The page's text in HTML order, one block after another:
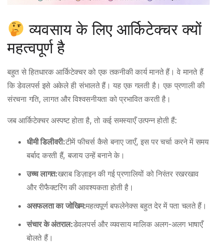
व्यवसाय के लिए आर्किटेक्चर क्यों
महत्वपूर्ण है
बहुत से हितधारक आर्किटेक्चर को एक तकनीकी कार्य मानते हैं। वे मानते हैं
कि डेवलपर्स इसे अकेले ही संभालते हैं। यह एक गलती है। एक प्रणाली की
संरचना गति, लागत और विश्वसनीयता को प्रभावित करती है।
जब आर्किटेक्चर अस्पष्ट होता है, तो कई समस्याएँ उत्पन्न होती हैं:
धीमी डिलीवरी:टीमें फीचर्स कैसे बनाए जाएँ, इस पर चर्चा करने में समय
बर्बाद करती हैं, बजाय उन्हें बनाने के।
उच्च लागत:खराब डिज़ाइन की गई प्रणालियों को निरंतर रखरखाव
और रीफैक्टरिंग की आवश्यकता होती है।
असफलता का जोखिम:महत्वपूर्ण बफलेनेक्स बहुत देर में पता चलते हैं।
संचार के अंतराल:डेवलपर्स और व्यवसाय मालिक अलग-अलग भाषाएँ
बोलते हैं।